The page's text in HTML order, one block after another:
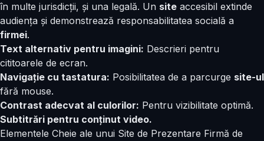
în multe jurisdicții, și una legală. Un site accesibil extinde
audiența și demonstrează responsabilitatea socială a
firmei.
Text alternativ pentru imagini: Descrieri pentru
cititoarele de ecran.
Navigație cu tastatura: Posibilitatea de a parcurge site-ul
fără mouse.
Contrast adecvat al culorilor: Pentru vizibilitate optimă.
Subtitrări pentru conținut video.
Elementele Cheie ale unui Site de Prezentare Firmă de